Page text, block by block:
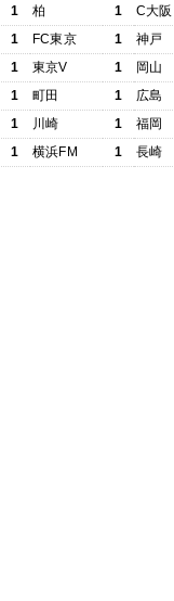
1
柏 1
C大阪
1
FC東京 1
神戸
1
東京V 1
岡山
1
町田 1
広島
1
川崎 1
福岡
1
横浜FM 1 長崎